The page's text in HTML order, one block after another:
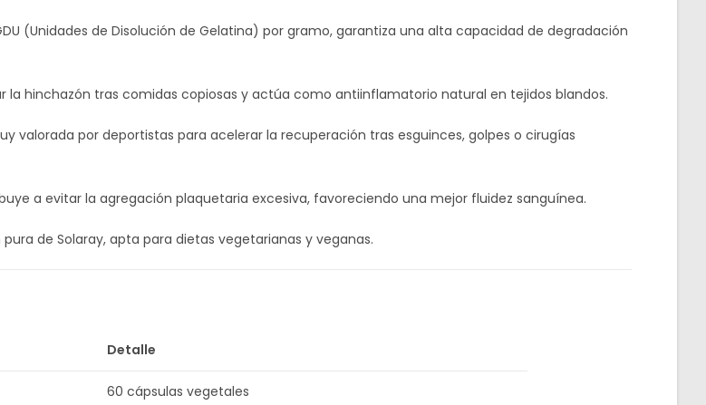
(Unidades de Disolución de Gelatina) por gramo, garantiza una alta capacidad de degradación
la hinchazón tras comidas copiosas y actúa como antiinflamatorio natural en tejidos blandos.
valorada por deportistas para acelerar la recuperación tras esguinces, golpes o cirugías
a evitar la agregación plaquetaria excesiva, favoreciendo una mejor fluidez sanguínea.
de Solaray, apta para dietas vegetarianas y veganas.
Detalle
60 cápsulas vegetales